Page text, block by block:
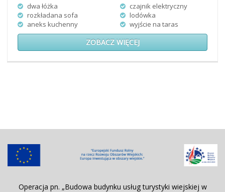
dwa łóżka
rozkładana sofa
aneks kuchenny
czajnik elektryczny
lodówka
wyjście na taras
ZOBACZ WIĘCEJ
Operacja pn. „Budowa budynku usług turystyki wiejskiej w